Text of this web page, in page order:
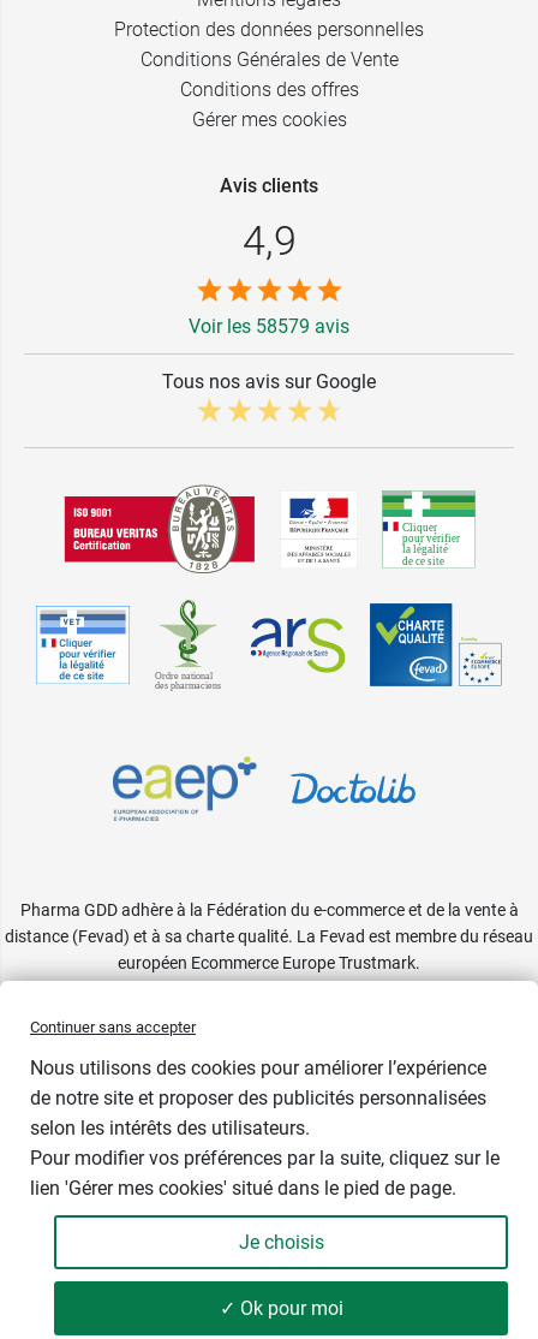
Conditionnement
- +
Protection des données personnelles
Conditions Générales de Vente
Conditions des offres
Gérer mes cookies
Avis clients
4,9
Voir les 58579 avis
Tous nos avis sur Google
Pharma GDD adhère à la Fédération du e-commerce et de la vente à
distance (Fevad) et à sa charte qualité. La Fevad est membre du réseau
européen Ecommerce Europe Trustmark.
Continuer sans accepter
Nous utilisons des cookies pour améliorer l’expérience
de notre site et proposer des publicités personnalisées
selon les intérêts des utilisateurs.
Pour modifier vos préférences par la suite, cliquez sur le
lien 'Gérer mes cookies' situé dans le pied de page.
Je choisis
✓ Ok pour moi